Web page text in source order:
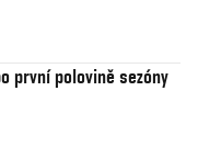
první polovině sezóny